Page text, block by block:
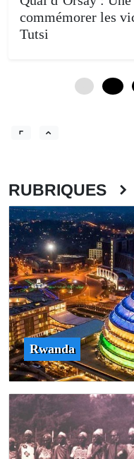
commémorer les
Tutsi
RUBRIQUES
Rwanda